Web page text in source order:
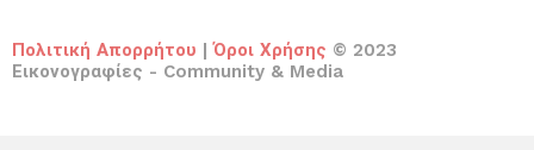
Πολιτική Απορρήτου Όροι Χρήσης © 2023
Εικονογραφίες - Community & Media